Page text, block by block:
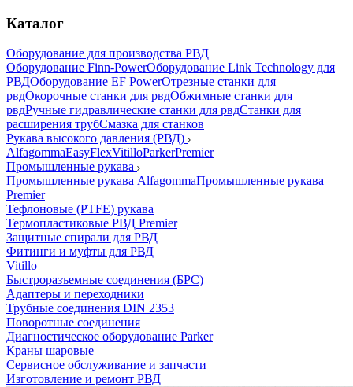
Каталог
Оборудование для производства РВД
Оборудование Finn-PowerОборудование Link Technology для
РВДОборудование EF PowerОтрезные станки для
рвдОкорочные станки для рвдОбжимные станки для
рвдРучные гидравлические станки для рвдСтанки для
расширения трубСмазка для станков
Рукава высокого давления (РВД)
AlfagommaEasyFlexVitilloParkerPremier
Промышленные рукава
Промышленные рукава AlfagommaПромышленные рукава
Premier
Тефлоновые (PTFE) рукава
Термопластиковые РВД Premier
Защитные спирали для РВД
Фитинги и муфты для РВД
Vitillo
Быстроразъемные соединения (БРС)
Адаптеры и переходники
Трубные соединения DIN 2353
Поворотные соединения
Диагностическое оборудование Parker
Краны шаровые
Сервисное обслуживание и запчасти
Изготовление и ремонт РВД